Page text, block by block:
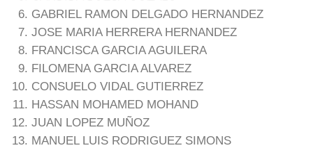
GABRIEL RAMON DELGADO HERNANDEZ
JOSE MARIA HERRERA HERNANDEZ
FRANCISCA GARCIA AGUILERA
FILOMENA GARCIA ALVAREZ
CONSUELO VIDAL GUTIERREZ
HASSAN MOHAMED MOHAND
JUAN LOPEZ MUÑOZ
MANUEL LUIS RODRIGUEZ SIMONS